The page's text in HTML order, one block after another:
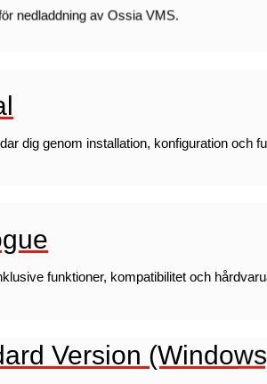
nedladdning av Ossia VMS.
dig genom installation, konfiguration och
funktioner, kompatibilitet och
Version